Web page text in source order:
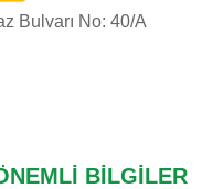
Bulvarı No: 40/A
BILGILER